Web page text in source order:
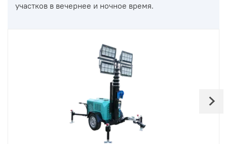
участков в вечернее и ночное время.